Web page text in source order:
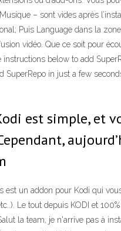
– sont vides après
Puis Language dans la
vidéo. Que ce soit pour
below to add
SuperRepo in just a few
est simple, et
un addon pour Kodi qui
Le tout depuis KODI et
la team, je n'arrive pas à